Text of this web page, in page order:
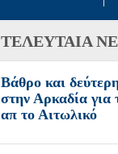
ΤΕΛΕΥΤΑΙΑ
Βάθρο και
στην Αρκαδία
απ το Αιτωλικό